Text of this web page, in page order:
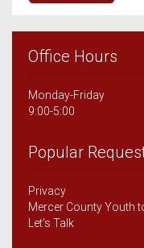
Office Hours
Monday-Friday
9:00-5:00
Popular
Privacy
Mercer County Youth
Let’s Talk